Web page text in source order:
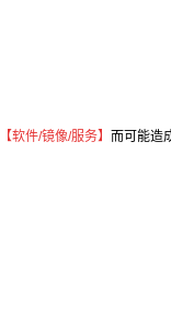
【软件/镜像/服务】 而可能造